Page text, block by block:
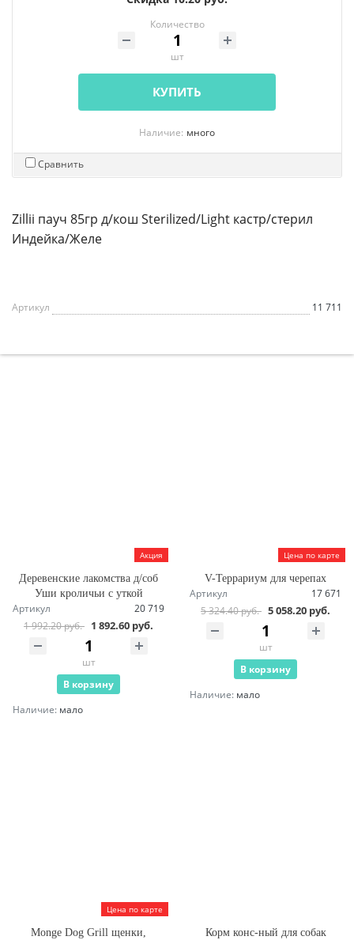
Количество
шт
КУПИТЬ
Наличие: много
Сравнить
Zillii пауч 85гр д/кош Sterilized/Light кастр/стерил
Индейка/Желе
Артикул 11 711
Акция
Деревенские лакомства д/соб
Уши кроличьи с уткой
Артикул
20 719
1 992.20 руб. 1 892.60 руб.
шт
В корзину
Наличие: мало
Цена по карте
V-Террариум для черепах
Артикул
17 671
5 324.40 руб. 5 058.20 руб.
шт
В корзину
Наличие: мало
Цена по карте
Monge Dog Grill щенки,
Корм конс-ный для собак